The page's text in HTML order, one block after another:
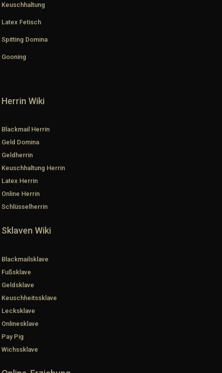
Keuschhaltung
Latex Fetisch
Spitting Domina
Gooning
Herrin Wiki
Blackmail Herrin
Geld Domina
Geldherrin
Keuschhaltung Herrin
Latex Herrin
Online Herrin
Schlüsselherrin
Sklaven Wiki
Blackmailsklave
Fußsklave
Geldsklave
Keuschheitssklave
Lecksklave
Onlinesklave
Pay Pig
Wichssklave